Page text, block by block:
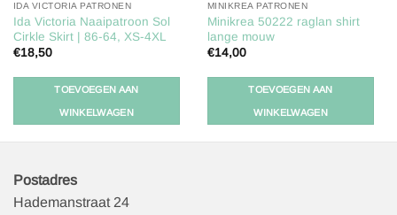
IDA VICTORIA PATRONEN
Ida Victoria Naaipatroon Sol
Cirkle Skirt | 86-64, XS-4XL
€18,50
TOEVOEGEN AAN
WINKELWAGEN
MINIKREA PATRONEN
Minikrea 50222 raglan shirt
lange mouw
€14,00
TOEVOEGEN AAN
WINKELWAGEN
Postadres
Hademanstraat 24